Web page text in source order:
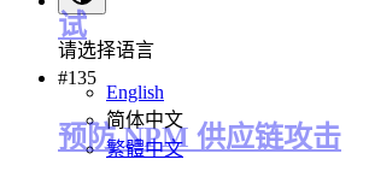
请选择语言
English
简体中文
繁體中文
试
#135
预防 NPM 供应链攻击